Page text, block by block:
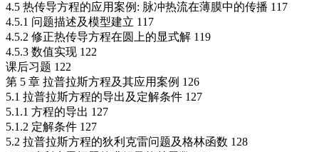
4.5 热传导方程的应用案例: 脉冲热流在薄膜中的传播 117
4.5.1 问题描述及模型建立 117
4.5.2 修正热传导方程在圆上的显式解 119
4.5.3 数值实现 122
课后习题 122
第 5 章 拉普拉斯方程及其应用案例 126
5.1 拉普拉斯方程的导出及定解条件 127
5.1.1 方程的导出 127
5.1.2 定解条件 127
5.2 拉普拉斯方程的狄利克雷问题及格林函数 128